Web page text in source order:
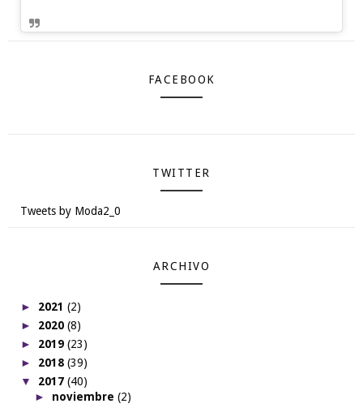
FACEBOOK
TWITTER
Tweets by Moda2_0
ARCHIVO
► 2021 (2)
► 2020 (8)
► 2019 (23)
► 2018 (39)
▼ 2017 (40)
► noviembre (2)